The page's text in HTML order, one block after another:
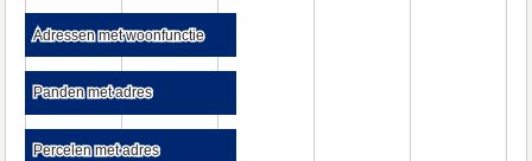
Adressen met woonfunctie
Adressen met woonfunctie
Panden met adres
Panden met adres
Percelen met adres
Percelen met adres